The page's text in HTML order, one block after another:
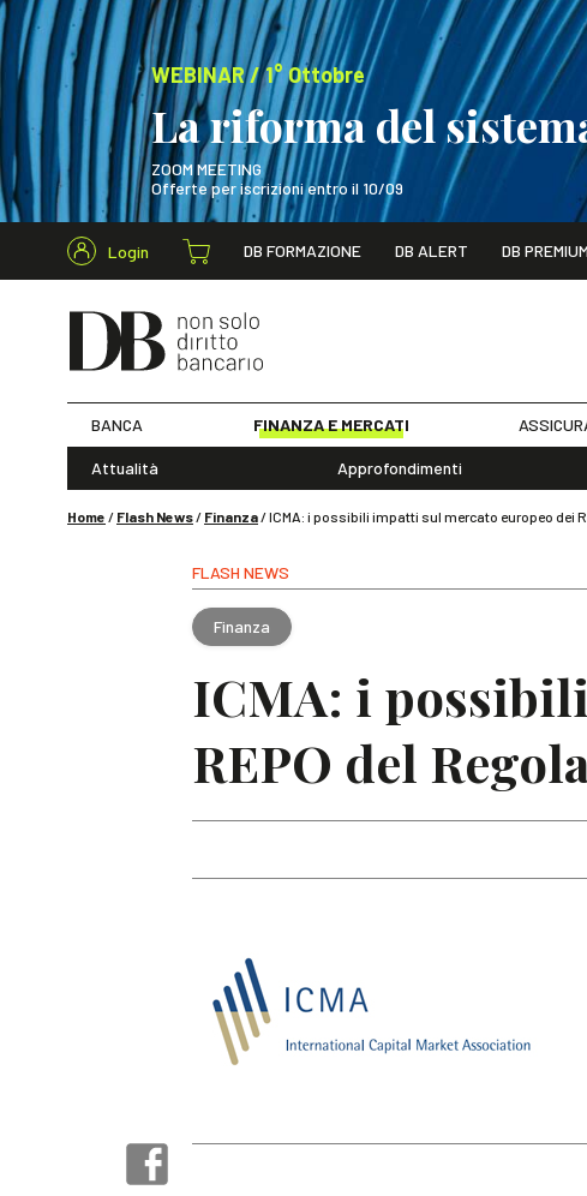
WEBINAR / 1° Ottobre
La riforma del
ZOOM MEETING
Offerte per iscrizioni entro il 10/09
WEBINAR / 1° Ottobre
Login DB FORMAZIONE DB ALERT DB PREMIUM
BANCA FINANZA E MERCATI
Attualità Approfondimenti
Home / Flash News/ Finanza/ICMA: i possibili impatti sul mercato europeo dei
FLASH NEWS
Finanza
ICMA: i
REPO del